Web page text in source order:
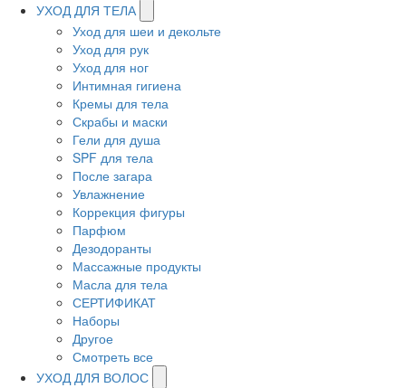
УХОД ДЛЯ ТЕЛА
Уход для шеи и декольте
Уход для рук
Уход для ног
Интимная гигиена
Кремы для тела
Скрабы и маски
Гели для душа
SPF для тела
После загара
Увлажнение
Коррекция фигуры
Парфюм
Дезодоранты
Массажные продукты
Масла для тела
СЕРТИФИКАТ
Наборы
Другое
Смотреть все
УХОД ДЛЯ ВОЛОС